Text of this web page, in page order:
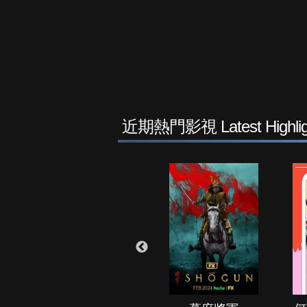
近期熱門影視 Latest